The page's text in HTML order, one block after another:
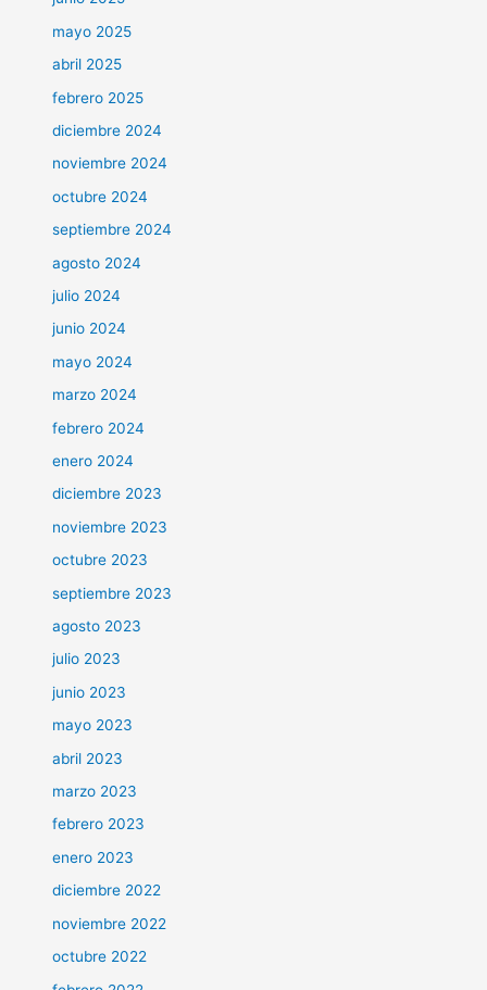
mayo 2025
abril 2025
febrero 2025
diciembre 2024
noviembre 2024
octubre 2024
septiembre 2024
agosto 2024
julio 2024
junio 2024
mayo 2024
marzo 2024
febrero 2024
enero 2024
diciembre 2023
noviembre 2023
octubre 2023
septiembre 2023
agosto 2023
julio 2023
junio 2023
mayo 2023
abril 2023
marzo 2023
febrero 2023
enero 2023
diciembre 2022
noviembre 2022
octubre 2022